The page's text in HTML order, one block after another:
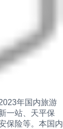
年国内旅游
一站、天平保
保险等。本国内